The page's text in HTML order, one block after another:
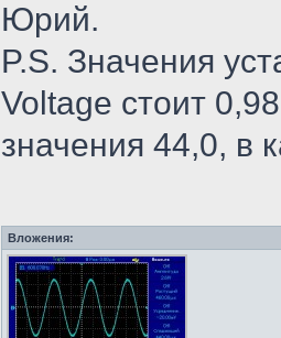
Юрий.
P.S. Значения
Voltage стоит
значения 44,0, в
Вложения: